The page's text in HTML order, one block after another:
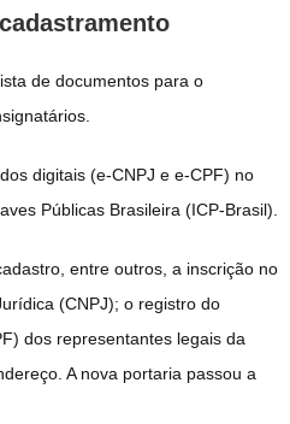
de documentos para o
digitais (e-CNPJ e e-CPF) no
Públicas Brasileira (ICP-Brasil).
entre outros, a inscrição no
(CNPJ); o registro do
dos representantes legais da
A nova portaria passou a